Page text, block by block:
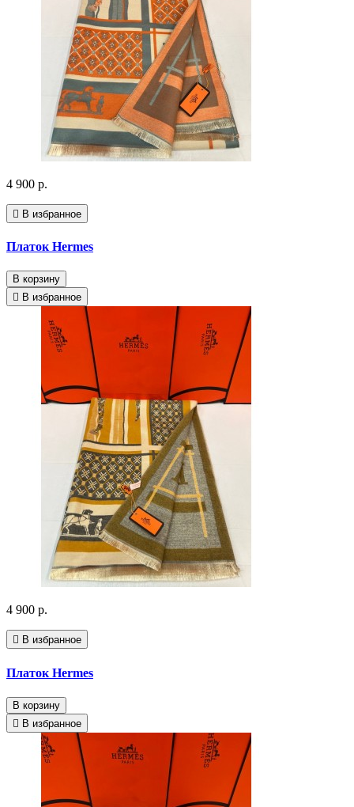
4 900 р.
В избранное
Платок Hermes
В корзину
В избранное
4 900 р.
В избранное
Платок Hermes
В корзину
В избранное